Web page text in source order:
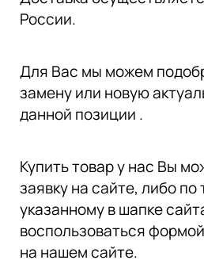
России.
Для Вас мы можем
замену или новую
данной позиции .
Купить товар у нас Вы
заявку на сайте, либо по
указанному в шапке
воспользоваться
на нашем сайте.